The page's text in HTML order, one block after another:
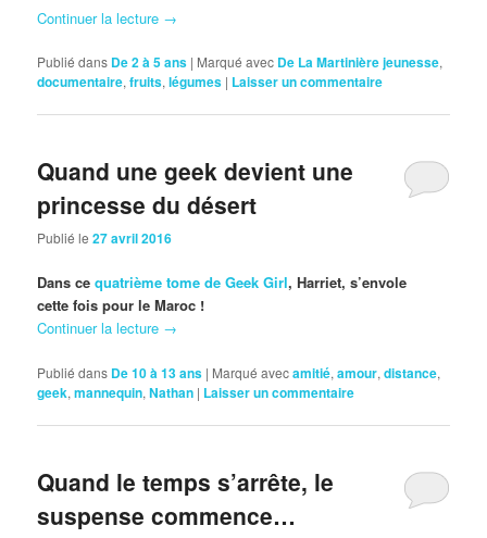
Continuer la lecture →
Publié dans De 2 à 5 ans | Marqué avec De La Martinière jeunesse,
documentaire,fruits,légumes | Laisser un commentaire
Quand une geek devient une
princesse du désert
Publié le27 avril 2016
Dans cequatrième tome de Geek Girl, Harriet, s’envole
cette fois pour le Maroc !
Continuer la lecture →
Publié dans De 10 à 13 ans | Marqué avecamitié,amour,distance,
geek,mannequin,Nathan | Laisser un commentaire
Quand le temps s’arrête, le
suspense commence…